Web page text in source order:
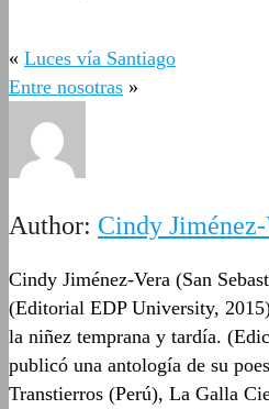
« Luces vía Santiago
Entre nosotras »
Author: Cindy Jiménez-
Cindy Jiménez-Vera (San
(Editorial EDP University,
la niñez temprana y tardía.
publicó una antología de su
Transtierros (Perú), La Galla